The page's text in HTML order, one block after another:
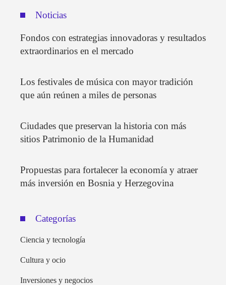
Noticias
Fondos con estrategias innovadoras y resultados
extraordinarios en el mercado
Los festivales de música con mayor tradición
que aún reúnen a miles de personas
Ciudades que preservan la historia con más
sitios Patrimonio de la Humanidad
Propuestas para fortalecer la economía y atraer
más inversión en Bosnia y Herzegovina
Categorías
Ciencia y tecnología
Cultura y ocio
Inversiones y negocios